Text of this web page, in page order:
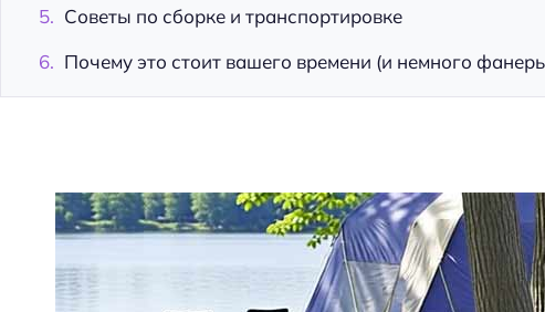
Советы по сборке и транспортировке
Почему это стоит вашего времени (и немного